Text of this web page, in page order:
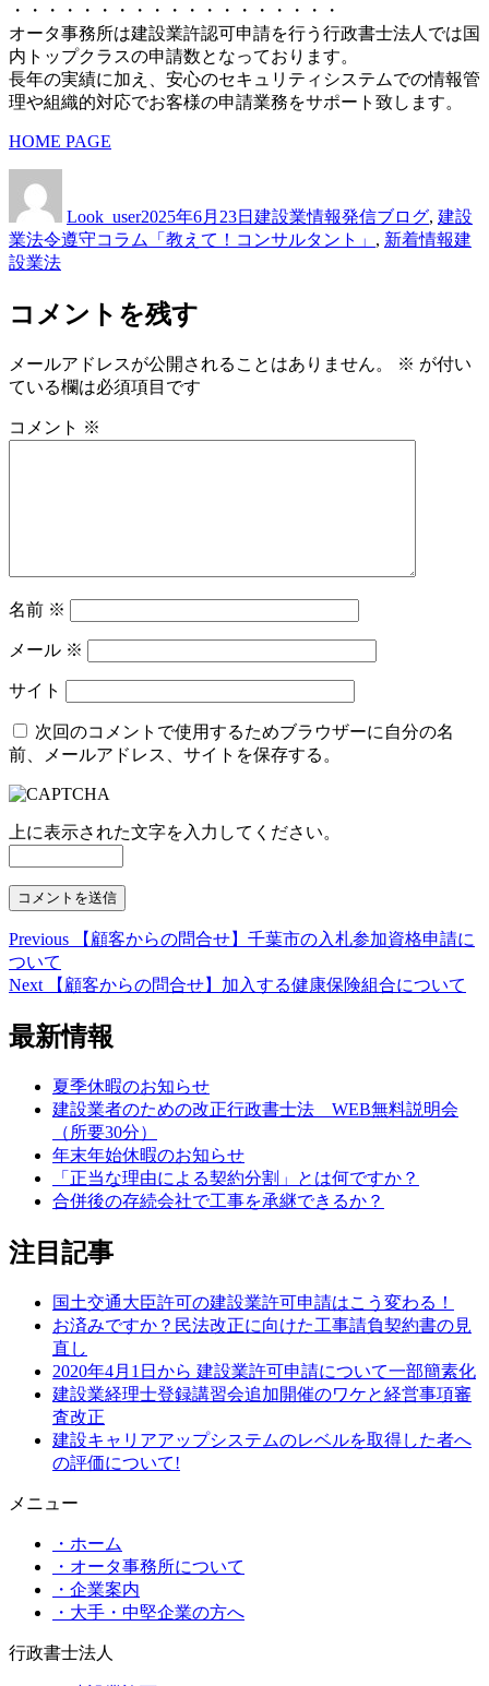
・・・・・・・・・・・・・・・・・・・
オータ事務所は建設業許認可申請を行う行政書士法人では国
内トップクラスの申請数となっております。
長年の実績に加え、安心のセキュリティシステムでの情報管
理や組織的対応でお客様の申請業務をサポート致します。
HOME PAGE
Look_user2025年6月23日 建設業情報発信ブログ, 建設
業法令遵守コラム「教えて！コンサルタント」 , 新着情報Tags
建
設業法
コメントを残す
メールアドレスが公開されることはありません。 ※ が付い
ている欄は必須項目です
コメント ※
名前 ※
メール ※
サイト
次回のコメントで使用するためブラウザーに自分の名
前、メールアドレス、サイトを保存する。
上に表示された文字を入力してください。
投
稿
ビ
Previous
Previous
【顧客からの問合せ】千葉市の入札参加資格申請に
ついて
Next
Next
【顧客からの問合せ】加入する健康保険組合について
最新情報
夏季休暇のお知らせ
建設業者のための改正行政書士法 WEB無料説明会
（所要30分）
年末年始休暇のお知らせ
「正当な理由による契約分割」とは何ですか？
合併後の存続会社で工事を承継できるか？
注目記事
国土交通大臣許可の建設業許可申請はこう変わる！
お済みですか？民法改正に向けた工事請負契約書の見
直し
2020年4月1日から 建設業許可申請について一部簡素化
建設業経理士登録講習会追加開催のワケと経営事項審
査改正
建設キャリアアップシステムのレベルを取得した者へ
の評価について!
メニュー
・ホーム
・オータ事務所について
・企業案内
・大手・中堅企業の方へ
行政書士法人